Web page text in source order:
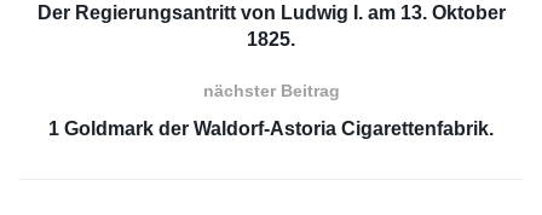
Der Regierungsantritt von Ludwig I. am 13. Oktober
1825.
nächster Beitrag
1 Goldmark der Waldorf-Astoria Cigarettenfabrik.